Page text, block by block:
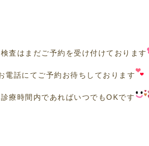
査はまだご予約を受け付けております
電話にてご予約お待ちしております
療時間内であればいつでもOKです